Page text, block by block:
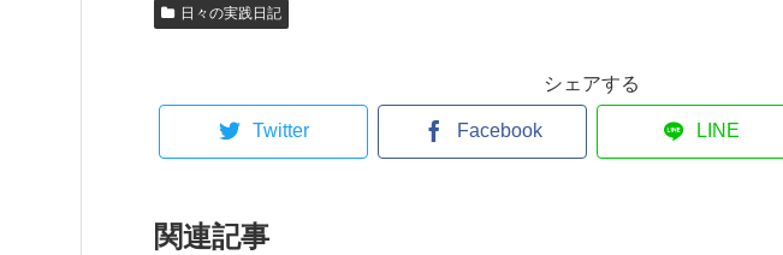
日々の実践日記
シェアする
Twitter Facebook LINE
関連記事